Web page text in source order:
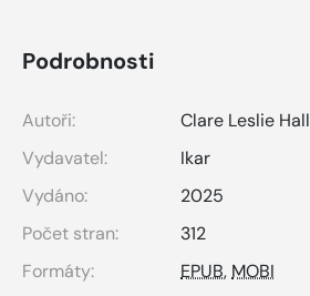
Podrobnosti
Autoři:
Clare Leslie Hall
Vydavatel:
Ikar
Vydáno:
2025
Počet stran:
312
Formáty:
EPUB, MOBI